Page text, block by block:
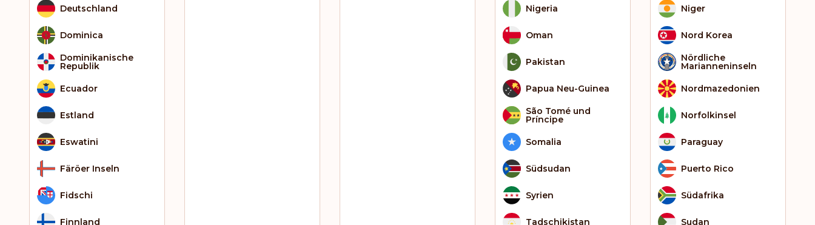
Deutschland
Dominica
Dominikanische
Republik
Ecuador
Estland
Eswatini
Färöer Inseln
Fidschi
Finnland
Nigeria
Oman
Pakistan
Papua Neu-Guinea
São Tomé und
Príncipe
Somalia
Südsudan
Syrien
Tadschikistan
Niger
Nord Korea
Nördliche
Marianneninseln
Nordmazedonien
Norfolkinsel
Paraguay
Puerto Rico
Südafrika
Sudan